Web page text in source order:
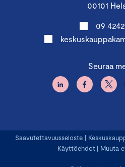
00101
09
Seuraa
Saavutettavuusseloste |
Käyttöehdot | Muuta